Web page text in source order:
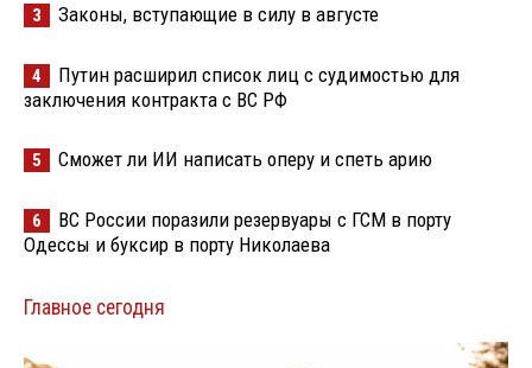
3 Законы, вступающие в силу в августе
4
Путин расширил список лиц с судимостью для
заключения контракта с ВС РФ
5 Сможет ли ИИ написать оперу и спеть арию
6
ВС России поразили резервуары с ГСМ в порту
Одессы и буксир в порту Николаева
Главное сегодня